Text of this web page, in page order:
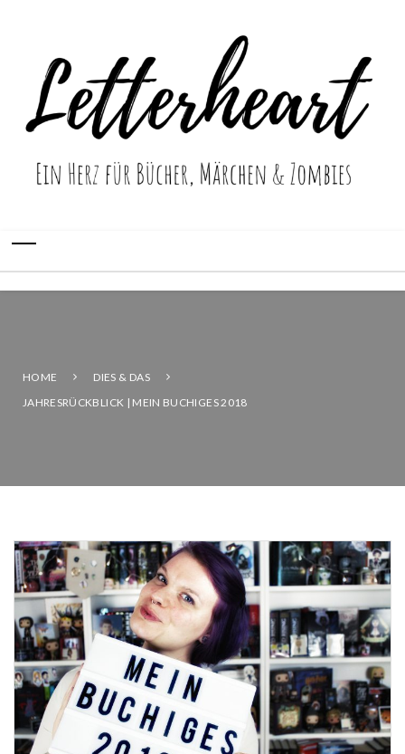
HOME
DIES & DAS
JAHRESRÜCKBLICK | MEIN BUCHIGES 2018